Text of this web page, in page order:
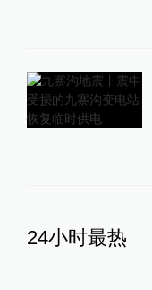
24小时最热